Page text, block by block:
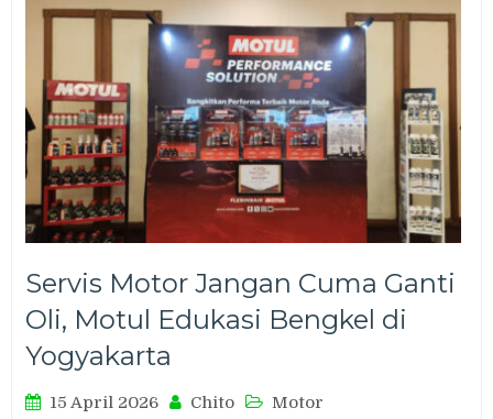
Servis Motor Jangan Cuma Ganti
Oli, Motul Edukasi Bengkel di
Yogyakarta
15 April 2026 Chito Motor